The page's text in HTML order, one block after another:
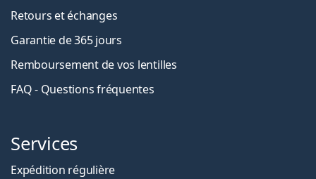
Retours et échanges
Garantie de 365 jours
Remboursement de vos lentilles
FAQ - Questions fréquentes
Services
Expédition régulière